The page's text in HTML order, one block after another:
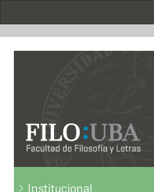
.
Institucional